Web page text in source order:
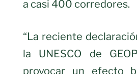
a casi 400 corredores.
“La reciente
la UNESCO de
provocar un efecto